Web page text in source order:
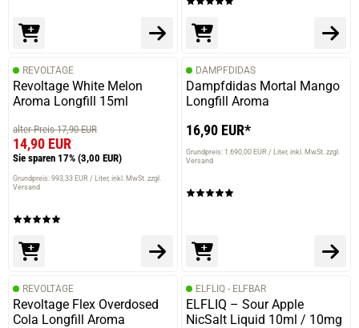
REVOLTAGE
Revoltage White Melon
Aroma Longfill 15ml
alter Preis 17,90 EUR
14,90 EUR
Sie sparen 17% (3,00 EUR)
Grundpreis: 993,33 EUR / Liter inkl. MwSt. zzgl.
Versand
DAMPFDIDAS
Dampfdidas Mortal Mango
Longfill Aroma
16,90 EUR*
Grundpreis: 1.690,00 EUR / Liter inkl. MwSt. zzgl.
Versand
REVOLTAGE
Revoltage Flex Overdosed
Cola Longfill Aroma
ELFLIQ - ELFBAR
ELFLIQ – Sour Apple
NicSalt Liquid 10ml / 10mg